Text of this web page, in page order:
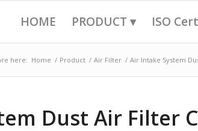
HOME PRODUCT ▾ ISO
here: Home / Product / Air Filter / Air Intake System
Dust Air Filter